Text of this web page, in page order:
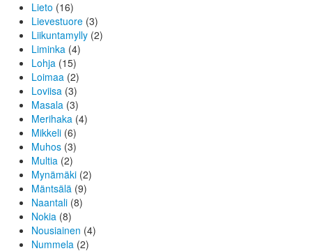
Lieto (16)
Lievestuore (3)
Liikuntamylly (2)
Liminka (4)
Lohja (15)
Loimaa (2)
Loviisa (3)
Masala (3)
Merihaka (4)
Mikkeli (6)
Muhos (3)
Multia (2)
Mynämäki (2)
Mäntsälä (9)
Naantali (8)
Nokia (8)
Nousiainen (4)
Nummela (2)